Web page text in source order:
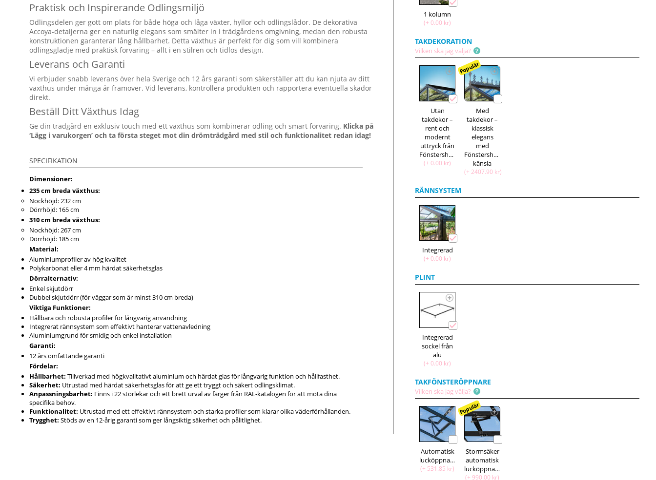
Praktisk och Inspirerande Odlingsmiljö
Odlingsdelen ger gott om plats för både höga och låga växter, hyllor och odlingslådor. De dekorativa
Accoya-detaljerna ger en naturlig elegans som smälter in i trädgårdens omgivning, medan den robusta
konstruktionen garanterar lång hållbarhet. Detta växthus är perfekt för dig som vill kombinera
odlingsglädje med praktisk förvaring – allt i en stilren och tidlös design.
Leverans och Garanti
Vi erbjuder snabb leverans över hela Sverige och 12 års garanti som säkerställer att du kan njuta av ditt
växthus under många år framöver. Vid leverans, kontrollera produkten och rapportera eventuella skador
direkt.
Beställ Ditt Växthus Idag
Ge din trädgård en exklusiv touch med ett växthus som kombinerar odling och smart förvaring. Klicka på
‘Lägg i varukorgen’ och ta första steget mot din drömträdgård med stil och funktionalitet redan idag!
SPECIFIKATION
Dimensioner:
235 cm breda växthus:
Nockhöjd: 232 cm
Dörrhöjd: 165 cm
310 cm breda växthus:
Nockhöjd: 267 cm
Dörrhöjd: 185 cm
Material:
Aluminiumprofiler av hög kvalitet
Polykarbonat eller 4 mm härdat säkerhetsglas
Dörralternativ:
Enkel skjutdörr
Dubbel skjutdörr (för väggar som är minst 310 cm breda)
Viktiga Funktioner:
Hållbara och robusta profiler för långvarig användning
Integrerat rännsystem som effektivt hanterar vattenavledning
Aluminiumgrund för smidig och enkel installation
Garanti:
12 års omfattande garanti
Fördelar:
Hållbarhet: Tillverkad med högkvalitativt aluminium och härdat glas för långvarig funktion och hållfasthet.
Säkerhet: Utrustad med härdat säkerhetsglas för att ge ett tryggt och säkert odlingsklimat.
Anpassningsbarhet: Finns i 22 storlekar och ett brett urval av färger från RAL-katalogen för att möta dina
specifika behov.
Funktionalitet: Utrustad med ett effektivt rännsystem och starka profiler som klarar olika väderförhållanden.
Trygghet: Stöds av en 12-årig garanti som ger långsiktig säkerhet och pålitlighet.
1 kolumn
(+ 0.00 kr)
TAKDEKORATION
Vilken ska jag välja?
Utan
takdekor –
rent och
modernt
uttryck från
Fönstershop
(+ 0.00 kr)
Med
takdekor –
klassisk
elegans
med
Fönstershop-
känsla
(+ 2407.90 kr)
Populär
RÄNNSYSTEM
Integrerad
(+ 0.00 kr)
PLINT
Integrerad
sockel från
alu
(+ 0.00 kr)
TAKFÖNSTERÖPPNARE
Vilken ska jag välja?
Automatisk
lucköppnare
(+ 531.85 kr)
Stormsäker
automatisk
lucköppnare
(+ 990.00 kr)
Populär